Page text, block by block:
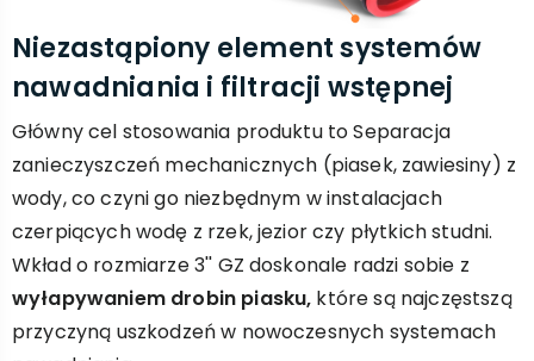
Niezastąpiony element systemów
nawadniania i filtracji wstępnej
Główny cel stosowania produktu to Separacja
zanieczyszczeń mechanicznych (piasek, zawiesiny) z
wody, co czyni go niezbędnym w instalacjach
czerpiących wodę z rzek, jezior czy płytkich studni.
Wkład o rozmiarze 3'' GZ doskonale radzi sobie z
wyłapywaniem drobin piasku, które są najczęstszą
przyczyną uszkodzeń w nowoczesnych systemach